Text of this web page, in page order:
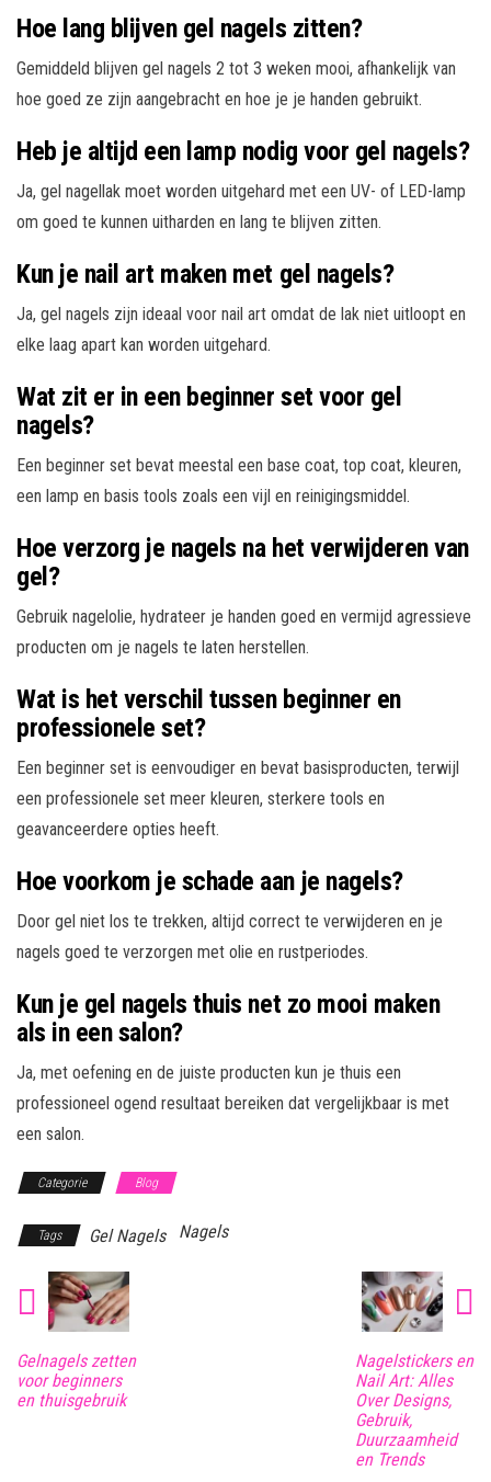
Hoe lang blijven gel nagels zitten?
Gemiddeld blijven gel nagels 2 tot 3 weken mooi, afhankelijk van
hoe goed ze zijn aangebracht en hoe je je handen gebruikt.
Heb je altijd een lamp nodig voor gel nagels?
Ja, gel nagellak moet worden uitgehard met een UV- of LED-lamp
om goed te kunnen uitharden en lang te blijven zitten.
Kun je nail art maken met gel nagels?
Ja, gel nagels zijn ideaal voor nail art omdat de lak niet uitloopt en
elke laag apart kan worden uitgehard.
Wat zit er in een beginner set voor gel
nagels?
Een beginner set bevat meestal een base coat, top coat, kleuren,
een lamp en basis tools zoals een vijl en reinigingsmiddel.
Hoe verzorg je nagels na het verwijderen van
gel?
Gebruik nagelolie, hydrateer je handen goed en vermijd agressieve
producten om je nagels te laten herstellen.
Wat is het verschil tussen beginner en
professionele set?
Een beginner set is eenvoudiger en bevat basisproducten, terwijl
een professionele set meer kleuren, sterkere tools en
geavanceerdere opties heeft.
Hoe voorkom je schade aan je nagels?
Door gel niet los te trekken, altijd correct te verwijderen en je
nagels goed te verzorgen met olie en rustperiodes.
Kun je gel nagels thuis net zo mooi maken
als in een salon?
Ja, met oefening en de juiste producten kun je thuis een
professioneel ogend resultaat bereiken dat vergelijkbaar is met
een salon.
Categorie Blog
Tags Gel Nagels Nagels
Gelnagels zetten
voor beginners
en thuisgebruik
Nagelstickers en
Nail Art: Alles
Over Designs,
Gebruik,
Duurzaamheid
en Trends